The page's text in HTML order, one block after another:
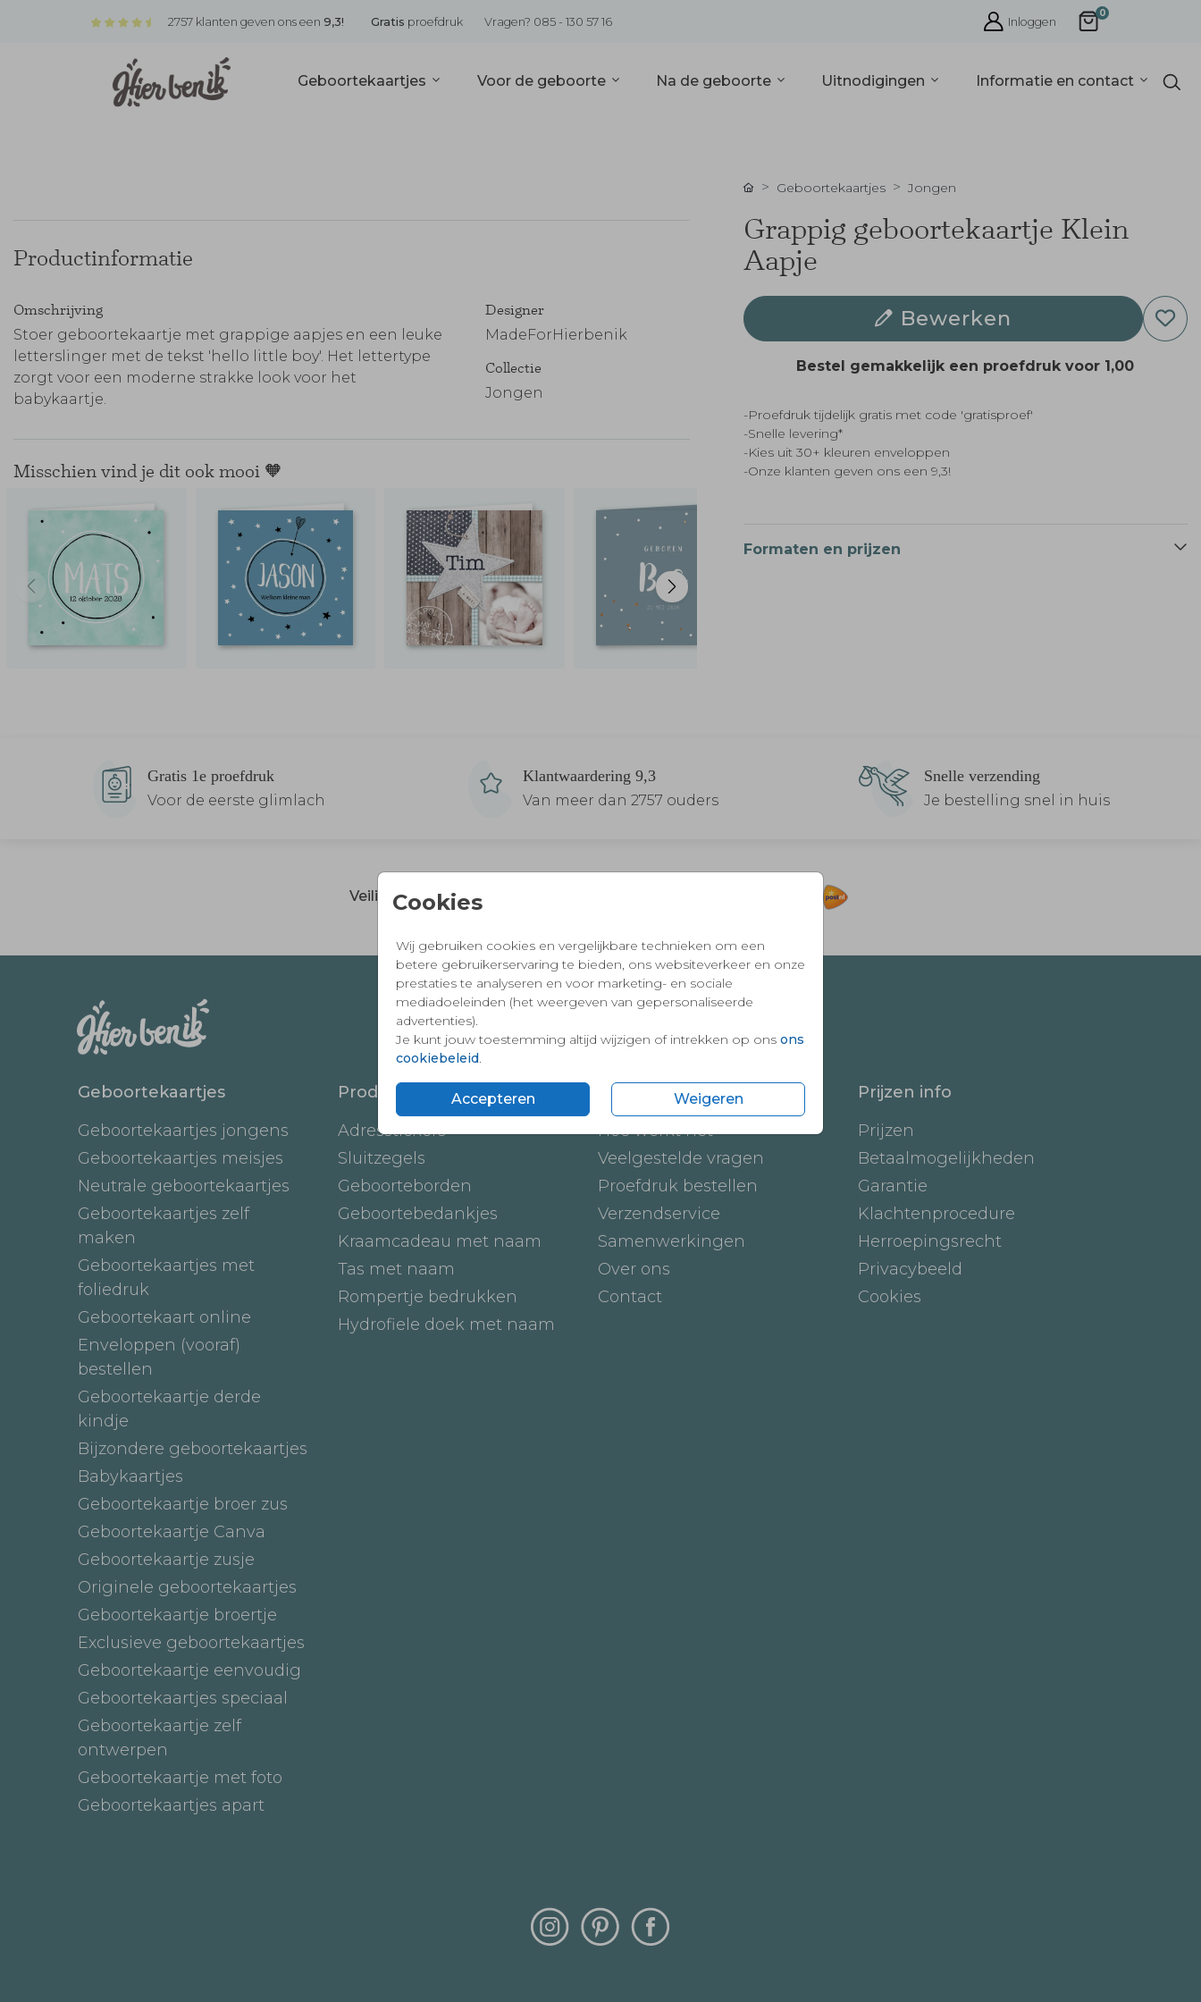
2757 klanten geven ons een 9,3! Gratis proefdruk Vragen? 085 - 130 57 16 Inloggen
0
Geboortekaartjes Voor de geboorte Na de geboorte Uitnodigingen Informatie en contact
Cookies
Wij gebruiken cookies en vergelijkbare technieken om een
betere gebruikerservaring te bieden, ons websiteverkeer en onze
prestaties te analyseren en voor marketing- en sociale
mediadoeleinden (het weergeven van gepersonaliseerde
advertenties).
Je kunt jouw toestemming altijd wijzigen of intrekken op ons ons
cookiebeleid.
Accepteren Weigeren
Productinformatie
Omschrijving
Stoer geboortekaartje met grappige aapjes en een leuke
letterslinger met de tekst 'hello little boy'. Het lettertype
zorgt voor een moderne strakke look voor het
babykaartje.
Designer
MadeForHierbenik
Collectie
Jongen
Misschien vind je dit ook mooi 🧡
Geboortekaartjes Jongen
Grappig geboortekaartje Klein
Aapje
Bewerken
Bestel gemakkelijk een proefdruk voor 1,00
-Proefdruk tijdelijk gratis met code 'gratisproef'
-Snelle levering*
-Kies uit 30+ kleuren enveloppen
-Onze klanten geven ons een 9,3!
Formaten en prijzen
Gratis 1e proefdruk
Voor de eerste glimlach
Klantwaardering 9,3
Van meer dan 2757 ouders
Snelle verzending
Je bestelling snel in huis
Veilig en vertrouwd winkelen en betalen
Geboortekaartjes
Geboortekaartjes jongens
Geboortekaartjes meisjes
Neutrale geboortekaartjes
Geboortekaartjes zelf
maken
Geboortekaartjes met
foliedruk
Geboortekaart online
Enveloppen (vooraf)
bestellen
Geboortekaartje derde
kindje
Bijzondere geboortekaartjes
Babykaartjes
Geboortekaartje broer zus
Geboortekaartje Canva
Geboortekaartje zusje
Originele geboortekaartjes
Geboortekaartje broertje
Exclusieve geboortekaartjes
Geboortekaartje eenvoudig
Geboortekaartjes speciaal
Geboortekaartje zelf
ontwerpen
Geboortekaartje met foto
Geboortekaartjes apart
Producten
Adresstickers
Sluitzegels
Geboorteborden
Geboortebedankjes
Kraamcadeau met naam
Tas met naam
Rompertje bedrukken
Hydrofiele doek met naam
Onze service
Hoe werkt het
Veelgestelde vragen
Proefdruk bestellen
Verzendservice
Samenwerkingen
Over ons
Contact
Prijzen info
Prijzen
Betaalmogelijkheden
Garantie
Klachtenprocedure
Herroepingsrecht
Privacybeeld
Cookies